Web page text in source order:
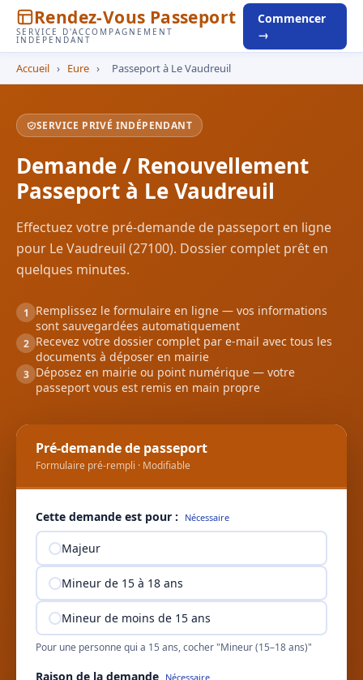
Rendez-Vous Passeport
SERVICE D'ACCOMPAGNEMENT
INDÉPENDANT
Commencer
→
Accueil › Eure › Passeport à Le Vaudreuil
SERVICE PRIVÉ INDÉPENDANT
Demande / Renouvellement
Passeport à Le Vaudreuil
Effectuez votre pré-demande de passeport en ligne
pour Le Vaudreuil (27100). Dossier complet prêt en
quelques minutes.
1
Remplissez le formulaire en ligne — vos informations
sont sauvegardées automatiquement
2 Recevez votre dossier complet par e-mail avec tous les
documents à déposer en mairie
3 Déposez en mairie ou point numérique — votre
passeport vous est remis en main propre
Pré-demande de passeport
Formulaire pré-rempli · Modifiable
Cette demande est pour : Nécessaire
Majeur
Mineur de 15 à 18 ans
Mineur de moins de 15 ans
Pour une personne qui a 15 ans, cocher "Mineur (15–18 ans)"
Raison de la demande Nécessaire